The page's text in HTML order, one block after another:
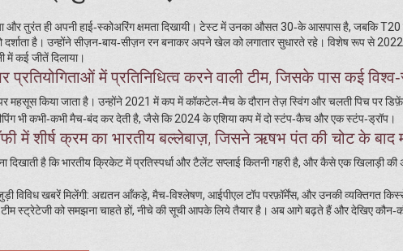
और तुरंत ही अपनी हाई‑स्कोअरिंग क्षमता दिखायी। टेस्ट में उनका औसत 30‑के आसपास है, जबकि T20
है। उन्होंने सीज़न‑बाय‑सीज़न रन बनाकर अपने खेल को लगातार सुधारते रहे। विशेष रूप से
कई जीतें दिलाया।
प्रतियोगिताओं में प्रतिनिधित्व करने वाली टीम, जिसके पास कई
महसूस किया जाता है। उन्होंने 2021 में कप में कॉकटेल‑मैच के दौरान तेज़ स्विंग और चलती पिच पर
भी कभी‑कभी मैच‑बंद कर देती है, जैसे कि 2024 के एशिया कप में दो स्टंप‑कैच और एक स्टंप‑ड्रॉप।
में शीर्ष क्रम का भारतीय बल्लेबाज़, जिसने ऋषभ पंत की चोट के बाद
है कि भारतीय क्रिकेट में प्रतिस्पर्धा और टैलेंट सप्लाई कितनी गहरी है, और कैसे एक खिलाड़ी की
खबरें मिलेंगी: अद्यतन आँकड़े, मैच‑विश्लेषण, आईपीएल टॉप परफ़ॉर्मेंस, और उनकी व्यक्तिगत
टीम स्ट्रेटेजी को समझना चाहते हों, नीचे की सूची आपके लिये तैयार है। अब आगे बढ़ते हैं और देखिए